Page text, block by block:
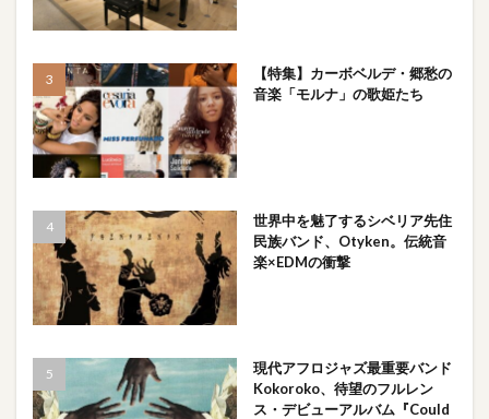
【特集】カーボベルデ・郷愁の
音楽「モルナ」の歌姫たち
世界中を魅了するシベリア先住
民族バンド、Otyken。伝統音
楽×EDMの衝撃
現代アフロジャズ最重要バンド
Kokoroko、待望のフルレン
ス・デビューアルバム『Could